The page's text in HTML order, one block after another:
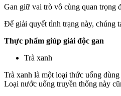
Gan giữ vai trò vô cùng quan trọng
Để giải quyết tình trạng này, chúng
Thực phẩm giúp giải độc gan
Trà xanh
Trà xanh là một loại thức uống
Loại nước uống truyền thống này